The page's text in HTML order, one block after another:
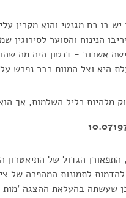
בו כח מגנטי והוא מקרין
הנינוח והסוער לסירוגין
אשרוב - דנטון היה מה
היא וצל המוות כבר נפרש על
מלהיות כליל השלמות, אך
הגדול של התיאטרון
לתמונות המהפכה של
שעשתה בהעלאת ההצגה 'מות